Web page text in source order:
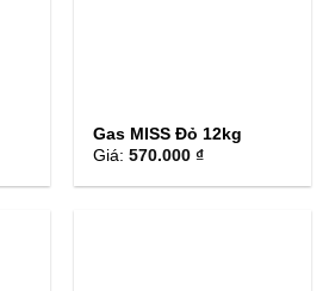
Gas MISS Đỏ 12kg
Giá:570.000 ₫